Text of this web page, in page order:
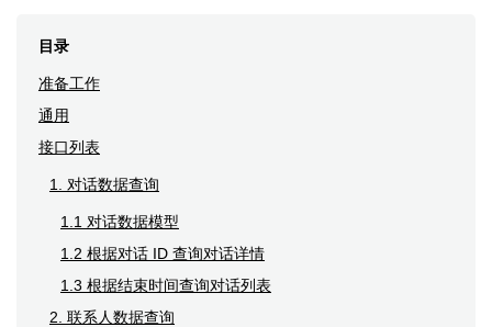
目录
准备工作
通用
接口列表
1. 对话数据查询
1.1 对话数据模型
1.2 根据对话 ID 查询对话详情
1.3 根据结束时间查询对话列表
2. 联系人数据查询